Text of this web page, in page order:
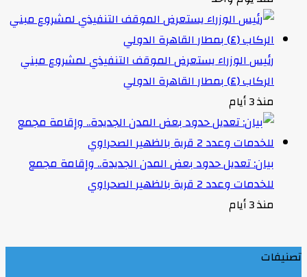
رئيس الوزراء يستعرض الموقف التنفيذي لمشروع مبني
الركاب (٤) بمطار القاهرة الدولي
منذ 3 أيام
بيان: تعديل حدود بعض المدن الجديدة.. وإقامة مجمع
للخدمات وعدد 2 قرية بالظهير الصحراوي
منذ 3 أيام
تصنيفات